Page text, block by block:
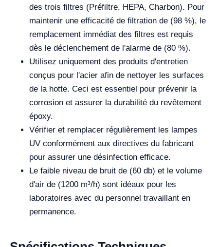
des trois filtres (Préfiltre, HEPA, Charbon). Pour
maintenir une efficacité de filtration de (98 %), le
remplacement immédiat des filtres est requis
dès le déclenchement de l'alarme de (80 %).
Utilisez uniquement des produits d'entretien
conçus pour l'acier afin de nettoyer les surfaces
de la hotte. Ceci est essentiel pour prévenir la
corrosion et assurer la durabilité du revêtement
époxy.
Vérifier et remplacer régulièrement les lampes
UV conformément aux directives du fabricant
pour assurer une désinfection efficace.
Le faible niveau de bruit de (60 db) et le volume
d'air de (1200 m³/h) sont idéaux pour les
laboratoires avec du personnel travaillant en
permanence.